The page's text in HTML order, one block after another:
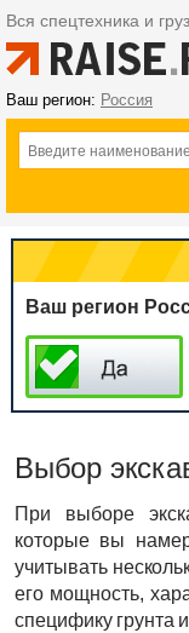
Вся спецтехника и
Ваш регион: Россия
Ваш регион
Выбор
При выборе
которые вы
учитывать
его мощность,
специфику грунта